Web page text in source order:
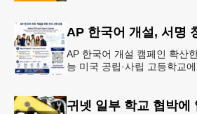
AP 한국어 개설, 서명
AP 한국어 개설 캠페인 확산
능 미국 공립·사립 고등학교
귀넷 일부 학교 협박에